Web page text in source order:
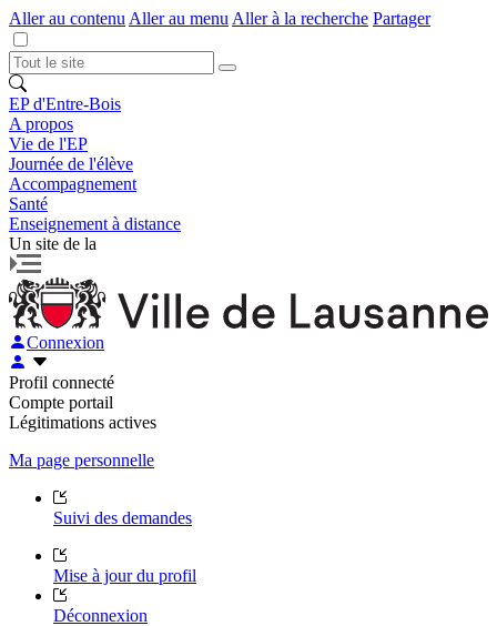
Aller au contenu Aller au menu Aller à la recherche Partager
EP d'Entre-Bois
A propos
Vie de l'EP
Journée de l'élève
Accompagnement
Santé
Enseignement à distance
Un site de la
Connexion
Profil connecté
Compte portail
Légitimations actives
Ma page personnelle
Suivi des demandes
Mise à jour du profil
Déconnexion